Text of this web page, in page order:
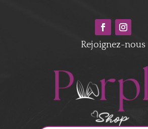
Rejoignez-nous